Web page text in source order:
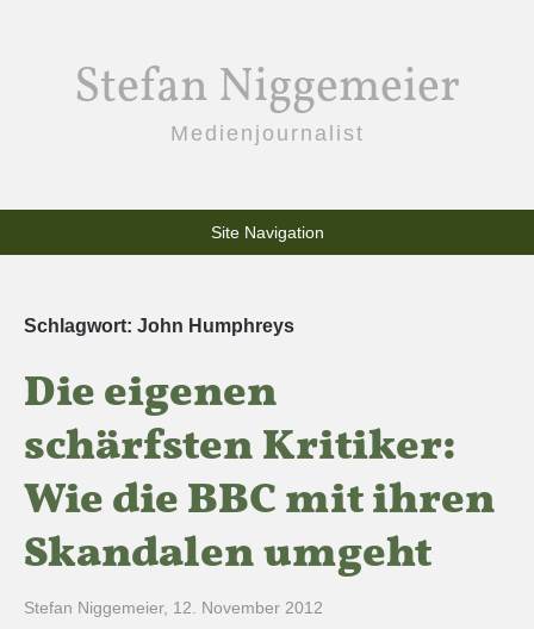
Stefan Niggemeier
Medienjournalist
Site Navigation
Schlagwort: John Humphreys
Die eigenen
schärfsten Kritiker:
Wie die BBC mit ihren
Skandalen umgeht
Stefan Niggemeier, 12. November 2012